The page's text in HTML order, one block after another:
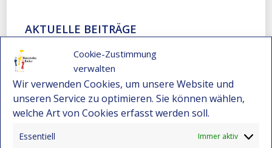
Cookie-Zustimmung
verwalten
Wir verwenden Cookies, um unsere Website und
unseren Service zu optimieren. Sie können wählen,
welche Art von Cookies erfasst werden soll.
Essentiell Immer aktiv
AKTUELLE BEITRÄGE
Ein Meilenstein für die Gerechtigkeit: María
Eugenia schließt ihr Jurastudium ab
1. August 2026
Ein Meilenstein, der Leben verändert: Laura
7. Juni 2026